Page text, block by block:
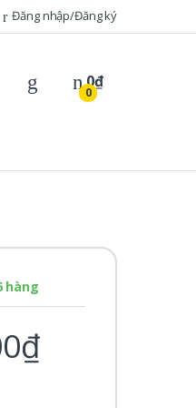
Đăng nhập/Đăng ký
0
0₫
hàng
₫